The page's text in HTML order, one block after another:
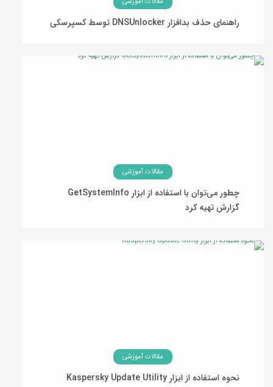
راهنمای حذف بدافزار DNSUnlocker توسط کسپرسکی
مقالات آموزشی
چطور می‌توان با استفاده از ابزار GetSystemInfo
گزارش تهیه کرد
مقالات آموزشی
نحوه استفاده از ابزار Kaspersky Update Utility